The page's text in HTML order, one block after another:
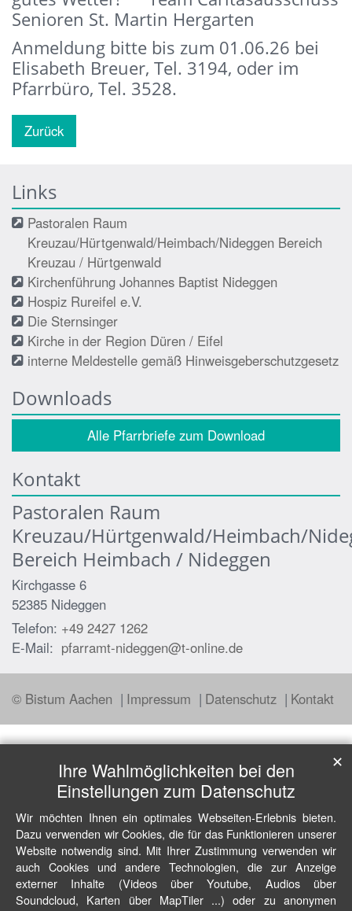
Senioren St. Martin Hergarten
Anmeldung bitte bis zum 01.06.26 bei
Elisabeth Breuer, Tel. 3194, oder im
Pfarrbüro, Tel. 3528.
Zurück
Links
Pastoralen Raum
Kreuzau/Hürtgenwald/Heimbach/Nideggen Bereich
Kreuzau / Hürtgenwald
Kirchenführung Johannes Baptist Nideggen
Hospiz Rureifel e.V.
Die Sternsinger
Kirche in der Region Düren / Eifel
interne Meldestelle gemäß Hinweisgeberschutzgesetz
Downloads
Alle Pfarrbriefe zum Download
Kontakt
Pastoralen Raum
Kreuzau/Hürtgenwald/Heimbach/
Bereich Heimbach / Nideggen
Kirchgasse 6
52385 Nideggen
Telefon: +49 2427 1262
E-Mail: pfarramt-nideggen@t-online.de
© Bistum Aachen Impressum Datenschutz Kontakt
Ihre Wahlmöglichkeiten bei den
Einstellungen zum Datenschutz
Wir möchten Ihnen ein optimales Webseiten-Erlebnis bieten.
Dazu verwenden wir Cookies, die für das Funktionieren unserer
Website notwendig sind. Mit Ihrer Zustimmung verwenden wir
auch Cookies und andere Technologien, die zur Anzeige
externer Inhalte (Videos über Youtube, Audios über
Soundcloud, Karten über MapTiler ...) oder zu anonymen
✕